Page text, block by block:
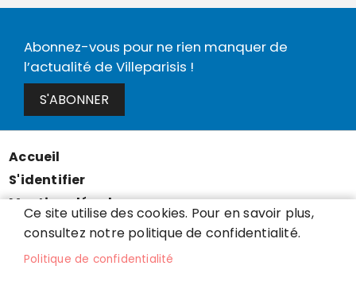
Abonnez-vous pour ne rien manquer de
l’actualité de Villeparisis !
S'ABONNER
Menu
Pied
de
page
Accueil
S'identifier
Mentions légales
Données personnelles
Cookies
Ce site utilise des cookies. Pour en savoir plus,
consultez notre politique de confidentialité.
Politique de confidentialité